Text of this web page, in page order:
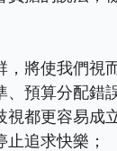
將使我們視
預算分配錯
都更容易成
追求快樂；